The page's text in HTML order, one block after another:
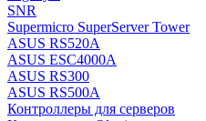
SNR
Supermicro SuperServer Tower
ASUS RS520A
ASUS ESC4000A
ASUS RS300
ASUS RS500A
Контроллеры для серверов